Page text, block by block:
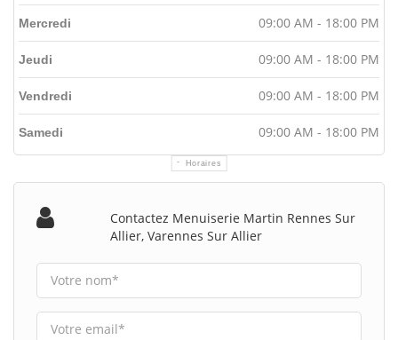
Horaires
Mercredi 09:00 AM - 18:00 PM
Jeudi 09:00 AM - 18:00 PM
Vendredi 09:00 AM - 18:00 PM
Samedi 09:00 AM - 18:00 PM
Contactez Menuiserie Martin Rennes Sur
Allier, Varennes Sur Allier